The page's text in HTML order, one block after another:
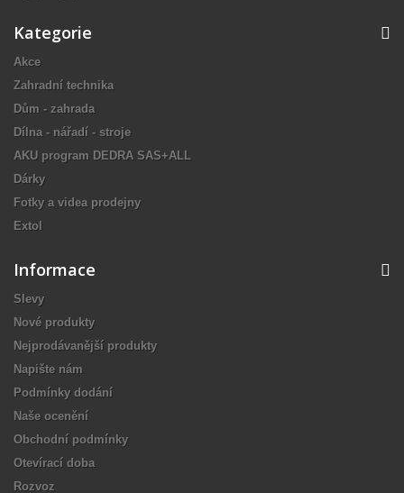
Kategorie
Akce
Zahradní technika
Dům - zahrada
Dílna - nářadí - stroje
AKU program DEDRA SAS+ALL
Dárky
Fotky a videa prodejny
Extol
Informace
Slevy
Nové produkty
Nejprodávanější produkty
Napište nám
Podmínky dodání
Naše ocenění
Obchodní podmínky
Otevírací doba
Rozvoz